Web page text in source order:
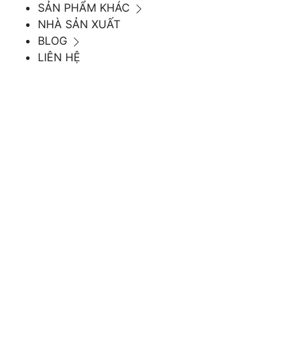
SẢN PHẨM KHÁC
NHÀ SẢN XUẤT
BLOG
LIÊN HỆ